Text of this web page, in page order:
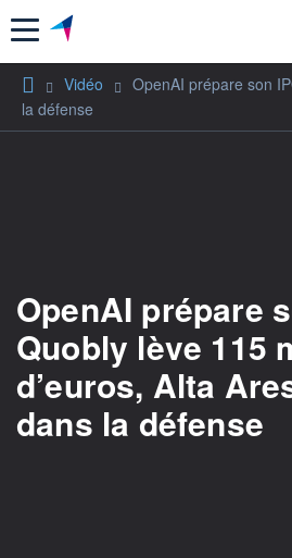
Menu
Vidéo
OpenAI prépare son
la défense
OpenAI prépare
Quobly lève 115
d’euros, Alta
dans la défense